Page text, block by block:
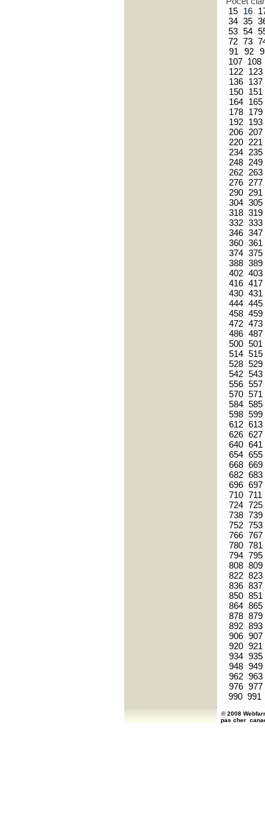
15 16
34 35
53 54
72 73
91
92
107 108
122
123
136
137
150
151
164
165
178
179
192
193
206 207
220
221
234
235
248
249
262
263
276
277
290
291
304 305
318 319
332 333
346 347
360 361
374 375
388 389
402 403
416 417
430 431
444 445
458 459
472 473
486 487
500 501
514 515
528 529
542 543
556 557
570 571
584 585
598 599
612 613
626 627
640 641
654 655
668 669
682 683
696 697
710 711
724 725
738 739
752 753
766 767
780 781
794 795
808 809
822 823
836 837
850 851
864 865
878 879
892 893
906 907
920 921
934 935
948 949
962 963
976 977
990 991
© 2008
pas cher